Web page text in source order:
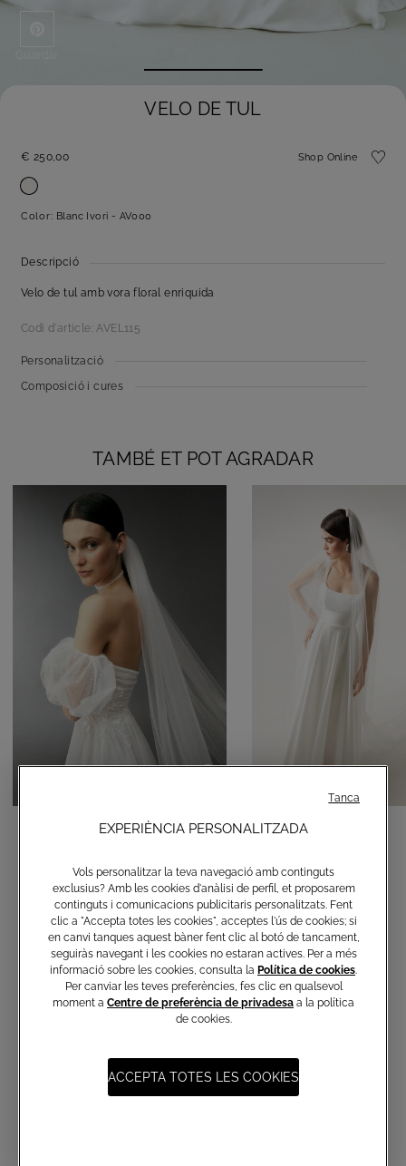
VELO DE TUL
Shop Online
€ 250,00
Color: Blanc Ivori - AV000
Descripció
Velo de tul amb vora floral enriquida
Codi d'article: AVEL115
Personalització
Composició i cures
TAMBÉ ET POT AGRADAR
Velo de Tul amb Brodats Vel
Subscriu-te al butlletí informatiu
EXPERIÈNCIA PERSONALITZADA
Vols personalitzar la teva navegació amb continguts
exclusius? Amb les cookies d'anàlisi de perfil, et proposarem
continguts i comunicacions publicitaris personalitzats. Fent
clic a "Accepta totes les cookies", acceptes l'ús de cookies; si
en canvi tanques aquest bàner fent clic al botó de tancament,
seguiràs navegant i les cookies no estaran actives. Per a més
informació sobre les cookies, consulta la Política de cookies
Per canviar les teves preferències, fes clic en qualsevol
moment a Centre de preferència de privadesa a la política
de cookies.
ACCEPTA TOTES LES COOKIES
Tanca